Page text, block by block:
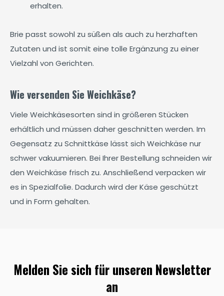
erhalten.
Brie passt sowohl zu süßen als auch zu herzhaften
Zutaten und ist somit eine tolle Ergänzung zu einer
Vielzahl von Gerichten.
Wie versenden Sie Weichkäse?
Viele Weichkäsesorten sind in größeren Stücken
erhältlich und müssen daher geschnitten werden. Im
Gegensatz zu Schnittkäse lässt sich Weichkäse nur
schwer vakuumieren. Bei Ihrer Bestellung schneiden wir
den Weichkäse frisch zu. Anschließend verpacken wir
es in Spezialfolie. Dadurch wird der Käse geschützt
und in Form gehalten.
Melden Sie sich für unseren Newsletter
an